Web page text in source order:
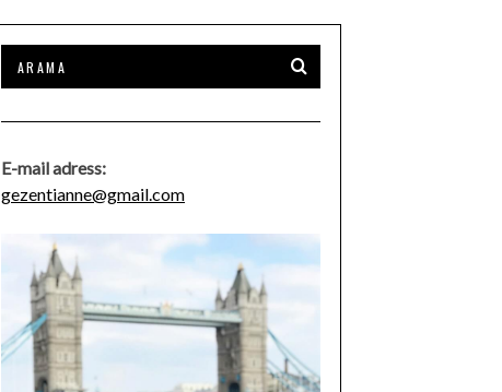
E-mail adress:
gezentianne@gmail.com